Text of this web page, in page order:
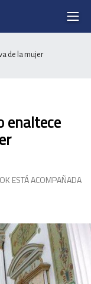
de la mujer
enaltece
ESTÁ ACOMPAÑADA